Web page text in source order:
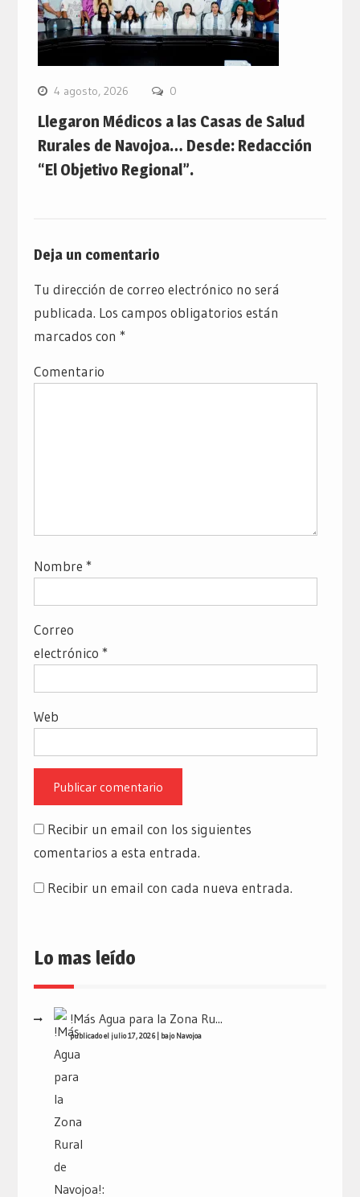
4 agosto, 2026 0
Llegaron Médicos a las Casas de Salud
Rurales de Navojoa… Desde: Redacción
“El Objetivo Regional”.
Deja un comentario
Tu dirección de correo electrónico no será
publicada. Los campos obligatorios están
marcados con *
Comentario
Nombre *
Correo
electrónico *
Web
Recibir un email con los siguientes
comentarios a esta entrada.
Recibir un email con cada nueva entrada.
Lo mas leído
!Más Agua para la Zona Ru...
publicado el julio 17, 2026| bajoNavojoa